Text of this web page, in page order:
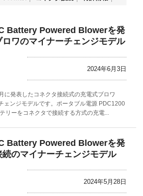
Battery Powered Blowerを発
ワのマイナーチェンジモデル
2024年6月3日
に発表したコネクタ接続式の充電式ブロワ
ェンジモデルです。ポータブル電源 PDC1200
リーをコネクタで接続する方式の充電...
Battery Powered Blowerを発
のマイナーチェンジモデル
2024年5月28日